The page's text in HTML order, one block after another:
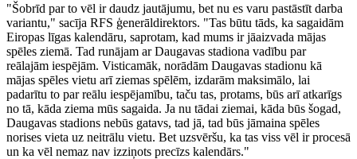
"Šobrīd par to vēl ir daudz jautājumu, bet nu es varu pastāstīt darba
variantu," sacīja RFS ģenerāldirektors. "Tas būtu tāds, ka sagaidām
Eiropas līgas kalendāru, saprotam, kad mums ir jāaizvada mājas
spēles ziemā. Tad runājam ar Daugavas stadiona vadību par
reālajām iespējām. Visticamāk, norādām Daugavas stadionu kā
mājas spēles vietu arī ziemas spēlēm, izdarām maksimālo, lai
padarītu to par reālu iespējamību, taču tas, protams, būs arī atkarīgs
no tā, kāda ziema mūs sagaida. Ja nu tādai ziemai, kāda būs šogad,
Daugavas stadions nebūs gatavs, tad jā, tad būs jāmaina spēles
norises vieta uz neitrālu vietu. Bet uzsvēršu, ka tas viss vēl ir procesā
un ka vēl nemaz nav izziņots precīzs kalendārs."